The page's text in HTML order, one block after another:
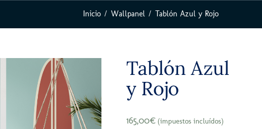
Inicio Wallpanel Tablón Azul y Rojo
Tablón Azul
y Rojo
165,00€ (impuestos incluídos)